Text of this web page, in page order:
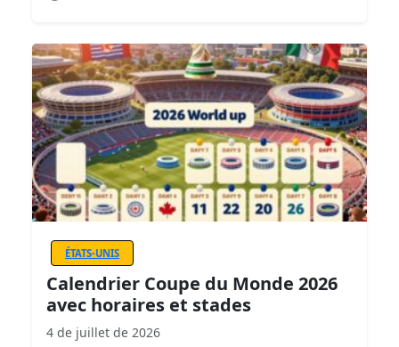
ÉTATS-UNIS
Calendrier Coupe du Monde 2026
avec horaires et stades
4 de juillet de 2026